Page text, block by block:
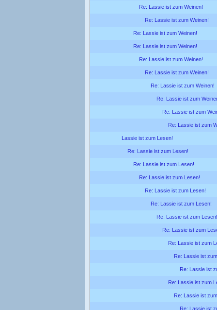
Re: Lassie ist zum Weinen!
Re: Lassie ist zum Weinen!
Re: Lassie ist zum Weinen!
Re: Lassie ist zum Weinen!
Re: Lassie ist zum Weinen!
Re: Lassie ist zum Weinen!
Re: Lassie ist zum Weinen!
Re: Lassie ist zum
Re: Lassie ist zum
Re: Lassie ist zum
Lassie ist zum Lesen!
Re: Lassie ist zum Lesen!
Re: Lassie ist zum Lesen!
Re: Lassie ist zum Lesen!
Re: Lassie ist zum Lesen!
Re: Lassie ist zum Lesen!
Re: Lassie ist zum Lesen!
Re: Lassie ist zum
Re: Lassie ist zum
Re: Lassie ist
Re: Lassie ist
Re: Lassie ist zum
Re: Lassie ist
Re: Lassie ist